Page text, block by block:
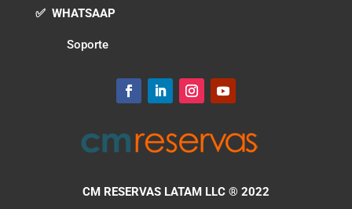
✅ WHATSAAP
Soporte
CM RESERVAS LATAM LLC ® 2022